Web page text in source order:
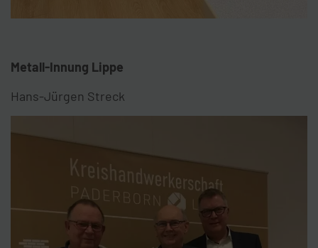
Metall-Innung Lippe
Hans-Jürgen Streck